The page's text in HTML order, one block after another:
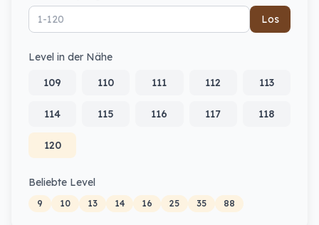
Los
Level in der Nähe
109
110 111 112 113
114 115 116 117 118
120
Beliebte Level
9 10 13 14 16 25 35 88